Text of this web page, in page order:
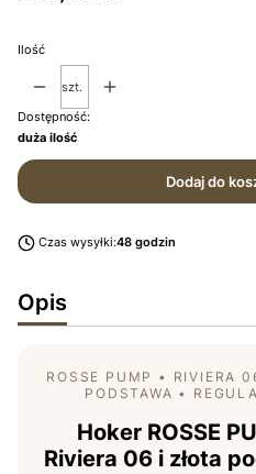
Ilość
szt.
Dostępność:
duża ilość
Dodaj do
Czas wysyłki:48 godzin
Opis
ROSSE PUMP • RIVIERA
PODSTAWA •
Hoker ROSSE
Riviera 06 i złota